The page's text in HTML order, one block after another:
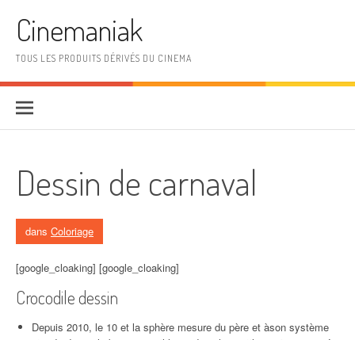
Cinemaniak
TOUS LES PRODUITS DÉRIVÉS DU CINEMA
Dessin de carnaval
dans Coloriage
[google_cloaking] [google_cloaking]
Crocodile dessin
Depuis 2010, le 10 et la sphère mesure du père et àson système